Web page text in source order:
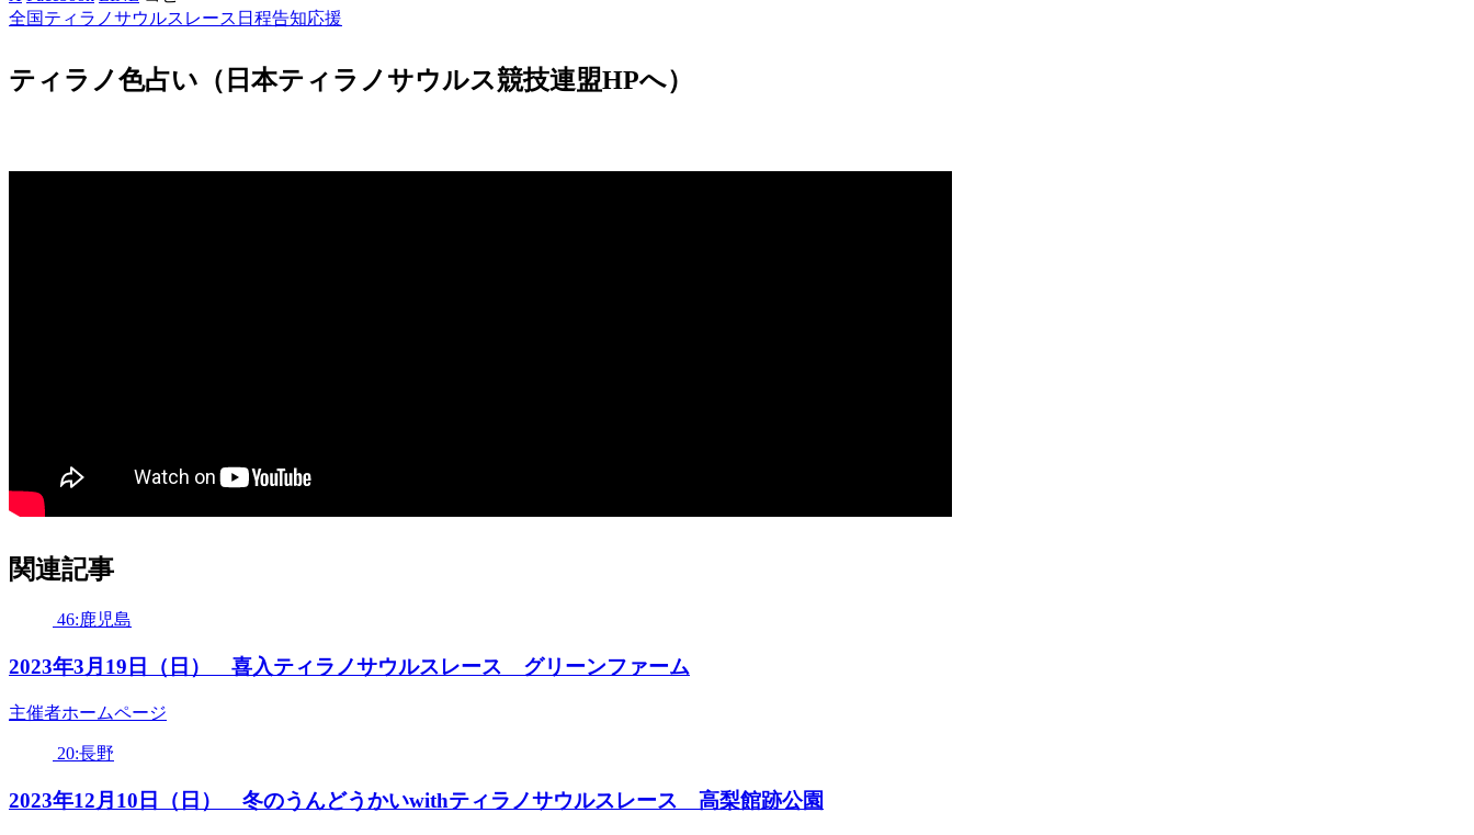
全国ティラノサウルスレース日程告知応援
ティラノ色占い（日本ティラノサウルス競技連盟HPへ）
関連記事
46:鹿児島
2023年3月19日（日） 喜入ティラノサウルスレース グリーンファーム
主催者ホームページ
20:長野
2023年12月10日（日） 冬のうんどうかいwithティラノサウルスレース 高梨館跡公園